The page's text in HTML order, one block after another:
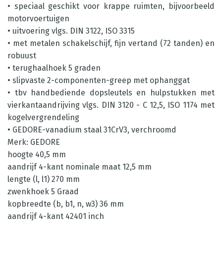
• speciaal geschikt voor krappe ruimten, bijvoorbeeld
motorvoertuigen
• uitvoering vlgs. DIN 3122, ISO 3315
• met metalen schakelschijf, fijn vertand (72 tanden) en
robuust
• terughaalhoek 5 graden
• slipvaste 2-componenten-greep met ophanggat
• tbv handbediende dopsleutels en hulpstukken met
vierkantaandrijving vlgs. DIN 3120 - C 12,5, ISO 1174 met
kogelvergrendeling
• GEDORE-vanadium staal 31CrV3, verchroomd
Merk: GEDORE
hoogte 40,5 mm
aandrijf 4-kant nominale maat 12,5 mm
lengte (l, l1) 270 mm
zwenkhoek 5 Graad
kopbreedte (b, b1, n, w3) 36 mm
aandrijf 4-kant 42401 inch